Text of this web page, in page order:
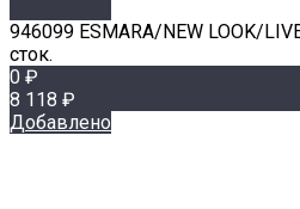
946099 ESMARA/NEW LOOK/
сток.
0 ₽
8 118 ₽
Добавлено